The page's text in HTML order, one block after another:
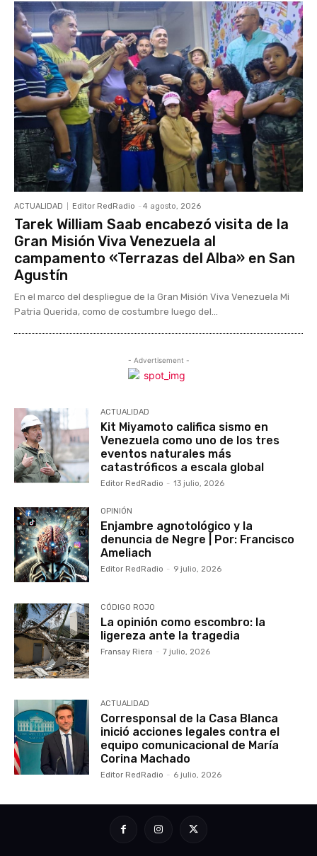
ACTUALIDAD Editor RedRadio - 4 agosto, 2026
Tarek William Saab encabezó visita de la
Gran Misión Viva Venezuela al
campamento «Terrazas del Alba» en San
Agustín
En el marco del despliegue de la Gran Misión Viva Venezuela Mi
Patria Querida, como de costumbre luego del...
- Advertisement -
ACTUALIDAD
Kit Miyamoto califica sismo en
Venezuela como uno de los tres
eventos naturales más
catastróficos a escala global
Editor RedRadio - 13 julio, 2026
OPINIÓN
Enjambre agnotológico y la
denuncia de Negre | Por: Francisco
Ameliach
Editor RedRadio - 9 julio, 2026
CÓDIGO ROJO
La opinión como escombro: la
ligereza ante la tragedia
Fransay Riera - 7 julio, 2026
ACTUALIDAD
Corresponsal de la Casa Blanca
inició acciones legales contra el
equipo comunicacional de María
Corina Machado
Editor RedRadio - 6 julio, 2026